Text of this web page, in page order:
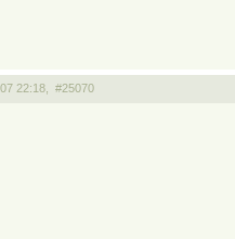
22:18, #25070